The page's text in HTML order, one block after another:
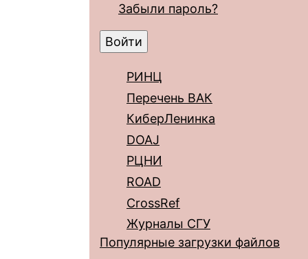
Забыли пароль?
РИНЦ
Перечень ВАК
КиберЛенинка
DOAJ
РЦНИ
ROAD
CrossRef
Журналы СГУ
Популярные загрузки файлов